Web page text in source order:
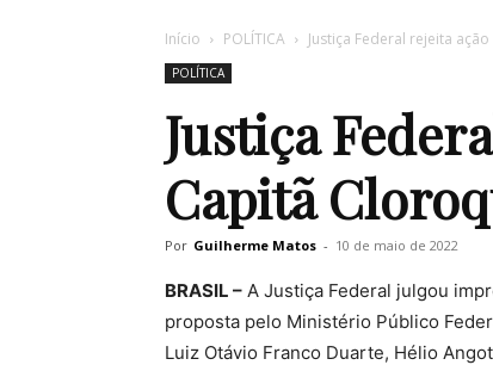
Início POLÍTICA Justiça Federal rejeita
POLÍTICA
Justiça
Capitã
Por Guilherme Matos - 10 de maio de 2022
BRASIL – A Justiça Federal julgou
proposta pelo Ministério Público
Luiz Otávio Franco Duarte, Hélio